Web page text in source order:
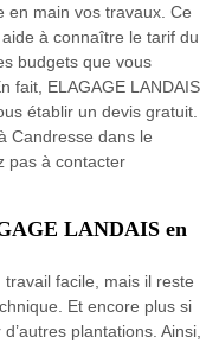
en main vos travaux. Ce
à connaître le tarif du
budgets que vous
fait, ELAGAGE LANDAIS
établir un devis gratuit.
Candresse dans le
pas à contacter
LANDAIS en
facile, mais il reste
Et encore plus si
plantations. Ainsi,